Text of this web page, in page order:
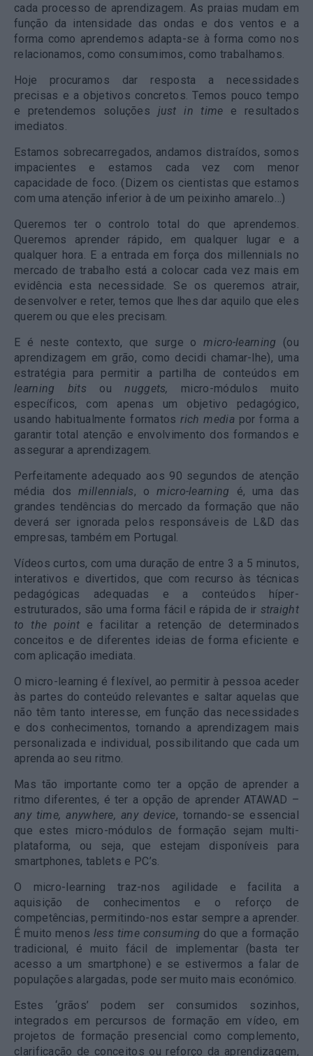
cada processo de aprendizagem. As praias mudam em
função da intensidade das ondas e dos ventos e a
forma como aprendemos adapta-se à forma como nos
relacionamos, como consumimos, como trabalhamos.
Hoje procuramos dar resposta a necessidades
precisas e a objetivos concretos. Temos pouco tempo
e pretendemos soluções just in time e resultados
imediatos.
Estamos sobrecarregados, andamos distraídos, somos
impacientes e estamos cada vez com menor
capacidade de foco. (Dizem os cientistas que estamos
com uma atenção inferior à de um peixinho amarelo…)
Queremos ter o controlo total do que aprendemos.
Queremos aprender rápido, em qualquer lugar e a
qualquer hora. E a entrada em força dos millennials no
mercado de trabalho está a colocar cada vez mais em
evidência esta necessidade. Se os queremos atrair,
desenvolver e reter, temos que lhes dar aquilo que eles
querem ou que eles precisam.
E é neste contexto, que surge omicro-learning (ou
aprendizagem em grão, como decidi chamar-lhe), uma
estratégia para permitir a partilha de conteúdos em
learning bits ounuggets, micro-módulos muito
específicos, com apenas um objetivo pedagógico,
usando habitualmente formatosrich mediapor forma a
garantir total atenção e envolvimento dos formandos e
assegurar a aprendizagem.
Perfeitamente adequado aos 90 segundos de atenção
média dosmillennials, omicro-learning é, uma das
grandes tendências do mercado da formação que não
deverá ser ignorada pelos responsáveis de L&D das
empresas, também em Portugal.
Vídeos curtos, com uma duração de entre 3 a 5 minutos,
interativos e divertidos, que com recurso às técnicas
pedagógicas adequadas e a conteúdos híper-
estruturados, são uma forma fácil e rápida de ir straight
to the point e facilitar a retenção de determinados
conceitos e de diferentes ideias de forma eficiente e
com aplicação imediata.
O micro-learning é flexível, ao permitir à pessoa aceder
às partes do conteúdo relevantes e saltar aquelas que
não têm tanto interesse, em função das necessidades
e dos conhecimentos, tornando a aprendizagem mais
personalizada e individual, possibilitando que cada um
aprenda ao seu ritmo.
Mas tão importante como ter a opção de aprender a
ritmo diferentes, é ter a opção de aprender ATAWAD –
any time, anywhere, any device, tornando-se essencial
que estes micro-módulos de formação sejam multi-
plataforma, ou seja, que estejam disponíveis para
smartphones, tablets e PC’s.
O micro-learning traz-nos agilidade e facilita a
aquisição de conhecimentos e o reforço de
competências, permitindo-nos estar sempre a aprender.
É muito menos less time consuming do que a formação
tradicional, é muito fácil de implementar (basta ter
acesso a um smartphone) e se estivermos a falar de
populações alargadas, pode ser muito mais económico.
Estes ‘grãos’ podem ser consumidos sozinhos,
integrados em percursos de formação em vídeo, em
projetos de formação presencial como complemento,
clarificação de conceitos ou reforço da aprendizagem,